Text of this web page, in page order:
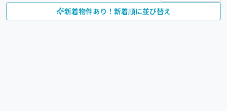
新着物件あり！新着順に並び替え